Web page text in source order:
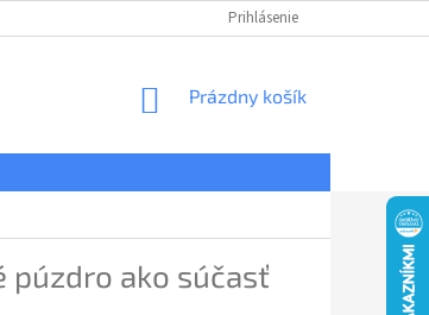
OCHRANA OSOBNÝCH ÚDAJOV REKLAMÁCIE
Prihlásenie
NÁKUPNÝ
Prázdny košík
púzdro ako súčasť